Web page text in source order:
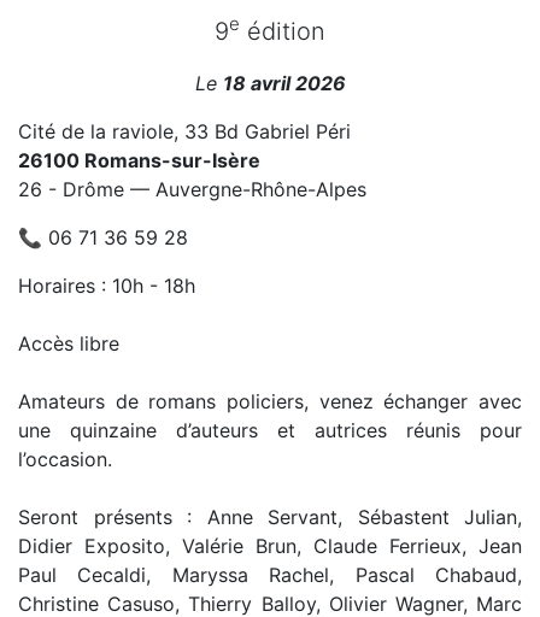
9e édition
Le 18 avril 2026
Cité de la raviole, 33 Bd Gabriel Péri
26100 Romans-sur-Isère
26 - Drôme — Auvergne-Rhône-Alpes
📞 06 71 36 59 28
Horaires : 10h - 18h
Accès libre
Amateurs de romans policiers, venez échanger avec
une quinzaine d’auteurs et autrices réunis pour
l’occasion.
Seront présents : Anne Servant, Sébastent Julian,
Didier Exposito, Valérie Brun, Claude Ferrieux, Jean
Paul Cecaldi, Maryssa Rachel, Pascal Chabaud,
Christine Casuso, Thierry Balloy, Olivier Wagner, Marc